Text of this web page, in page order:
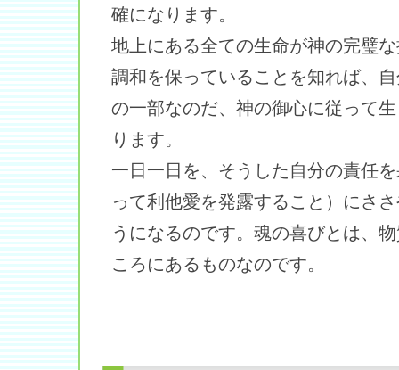
確になります。
地上にある全ての生命が神の完璧
調和を保っていることを知れば、
の一部なのだ、神の御心に従って
ります。
一日一日を、そうした自分の責任
って利他愛を発露すること）にさ
うになるのです。魂の喜びとは、
ころにあるものなのです。